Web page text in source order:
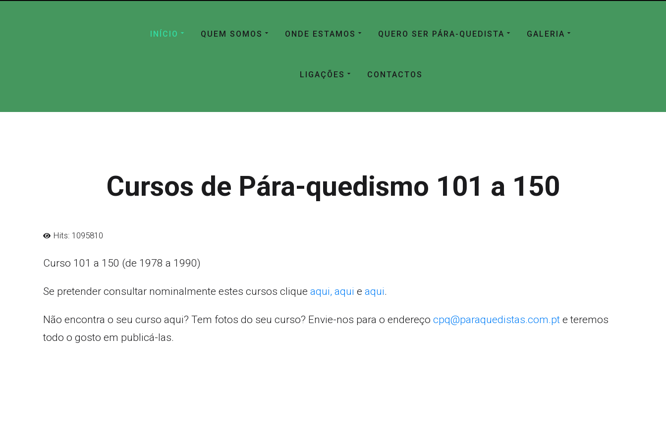
INÍCIO QUEM SOMOS ONDE ESTAMOS QUERO SER PÁRA-QUEDISTA GALERIA
LIGAÇÕES CONTACTOS
Cursos de Pára-quedismo 101 a 150
Hits: 1095810
Curso 101 a 150 (de 1978 a 1990)
Se pretender consultar nominalmente estes cursos clique aqui, aqui e aqui.
Não encontra o seu curso aqui? Tem fotos do seu curso? Envie-nos para o endereço cpq@paraquedistas.com.pt e teremos
todo o gosto em publicá-las.